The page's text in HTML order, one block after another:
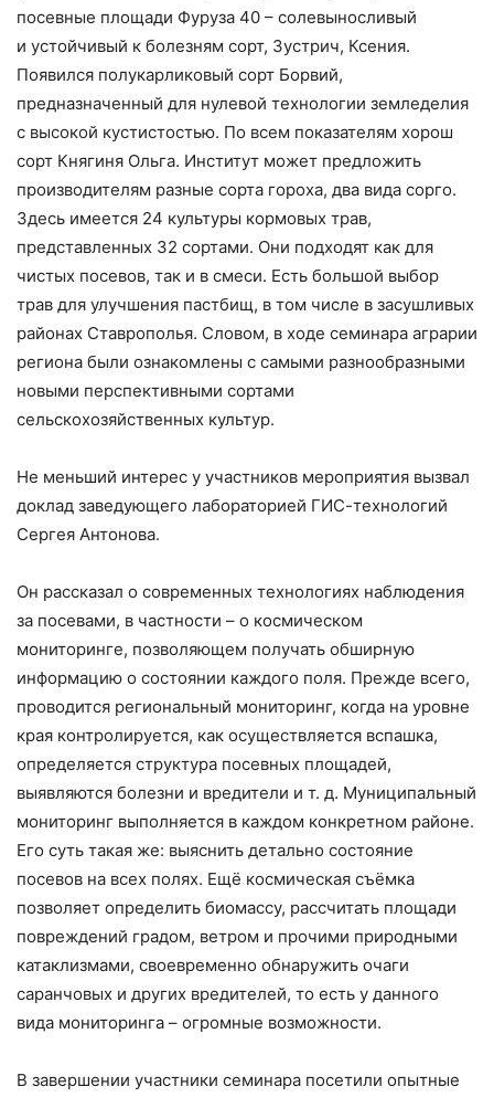
посевные площади Фуруза 40 – солевыносливый
и устойчивый к болезням сорт, Зустрич, Ксения.
Появился полукарликовый сорт Борвий,
предназначенный для нулевой технологии земледелия
с высокой кустистостью. По всем показателям хорош
сорт Княгиня Ольга. Институт может предложить
производителям разные сорта гороха, два вида сорго.
Здесь имеется 24 культуры кормовых трав,
представленных 32 сортами. Они подходят как для
чистых посевов, так и в смеси. Есть большой выбор
трав для улучшения пастбищ, в том числе в засушливых
районах Ставрополья. Словом, в ходе семинара аграрии
региона были ознакомлены с самыми разнообразными
новыми перспективными сортами
сельскохозяйственных культур.
Не меньший интерес у участников мероприятия вызвал
доклад заведующего лабораторией ГИС-технологий
Сергея Антонова.
Он рассказал о современных технологиях наблюдения
за посевами, в частности – о космическом
мониторинге, позволяющем получать обширную
информацию о состоянии каждого поля. Прежде всего,
проводится региональный мониторинг, когда на уровне
края контролируется, как осуществляется вспашка,
определяется структура посевных площадей,
выявляются болезни и вредители и т. д. Муниципальный
мониторинг выполняется в каждом конкретном районе.
Его суть такая же: выяснить детально состояние
посевов на всех полях. Ещё космическая съёмка
позволяет определить биомассу, рассчитать площади
повреждений градом, ветром и прочими природными
катаклизмами, своевременно обнаружить очаги
саранчовых и других вредителей, то есть у данного
вида мониторинга – огромные возможности.
В завершении участники семинара посетили опытные